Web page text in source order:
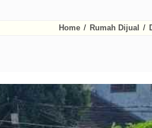
Home / Rumah Dijual /